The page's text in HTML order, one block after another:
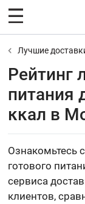
Лучшие
Рейтинг
питания
ккал в
Ознакомьтесь
готового
сервиса
клиентов,